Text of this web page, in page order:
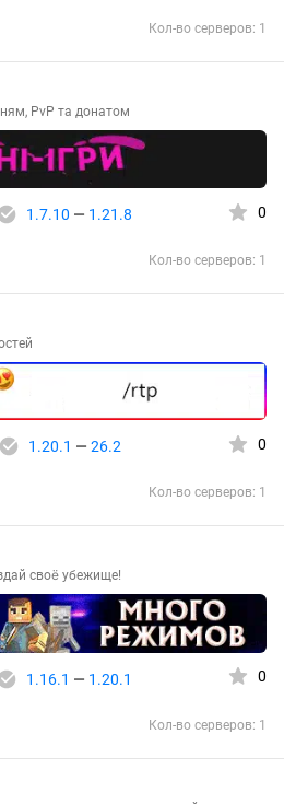
Кол-во серверов: 1
PvP та донатом
1.7.10 — 1.21.8 0
Кол-во серверов: 1
1.20.1 — 26.2 0
Кол-во серверов: 1
своё убежище!
1.16.1 — 1.20.1 0
Кол-во серверов: 1